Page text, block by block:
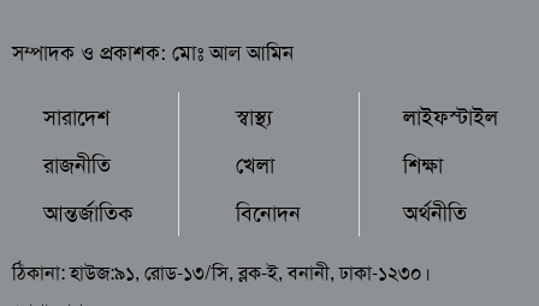
সম্পাদক ও প্রকাশক: মোঃ আল আমিন
সারাদেশ
রাজনীতি
আন্তর্জাতিক
স্বাস্থ্য
খেলা
বিনোদন
লাইফস্টাইল
শিক্ষা
অর্থনীতি
ঠিকানা: হাউজ:৯১, রোড-১৩/সি, ব্লক-ই, বনানী, ঢাকা-১২৩০।